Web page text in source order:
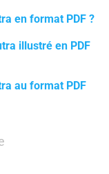
en format PDF ?
illustré en PDF
au format PDF